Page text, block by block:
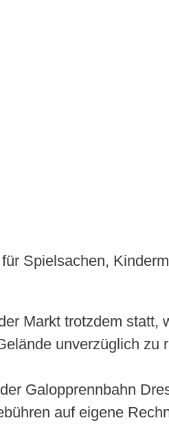
Spielsachen,
Markt trotzdem
unverzüglich
Galopprennbahn
auf eigene